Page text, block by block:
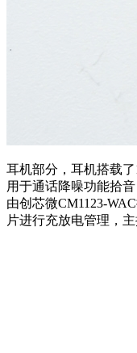
耳机部分，耳机搭载
用于通话降噪功能拾
由创芯微CM1123-
片进行充放电管理，主